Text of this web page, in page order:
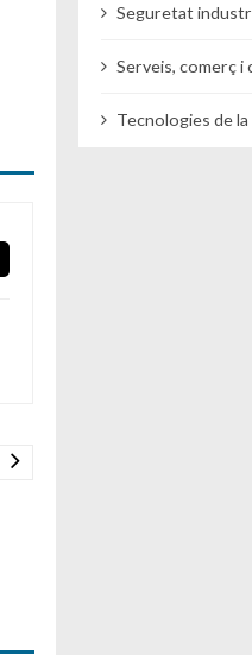
Seguretat
Serveis, comerç i
Tecnologies de